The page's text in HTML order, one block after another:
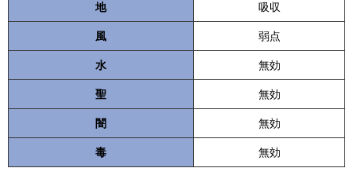
地 吸収
風 弱点
水 無効
聖 無効
闇 無効
毒 無効